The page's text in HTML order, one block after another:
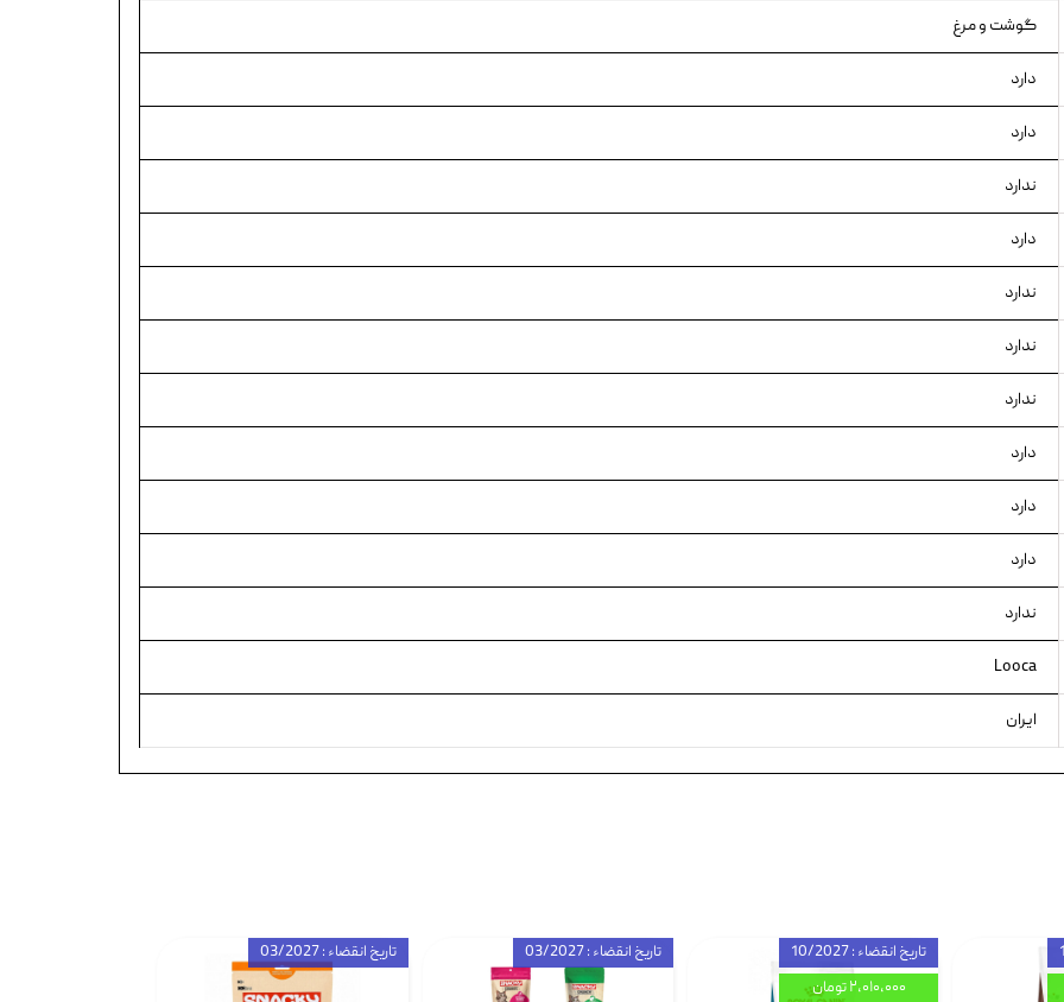
گوشت و مرغ
دارد
دارد
ندارد
دارد
ندارد
ندارد
ندارد
دارد
دارد
دارد
ندارد
Looca
ایران
تاریخ انقضاء : 03/2027 تاریخ انقضاء : 03/2027
تاریخ انقضاء : 10/2027
۲,۰۱۰,۰۰۰ تومان